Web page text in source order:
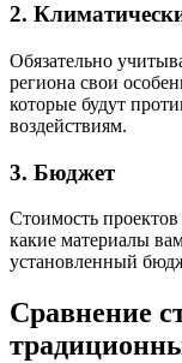
2.
Обязательно
региона свои
которые будут
воздействиям.
3. Бюджет
Стоимость
какие материалы
установленный
Сравнение